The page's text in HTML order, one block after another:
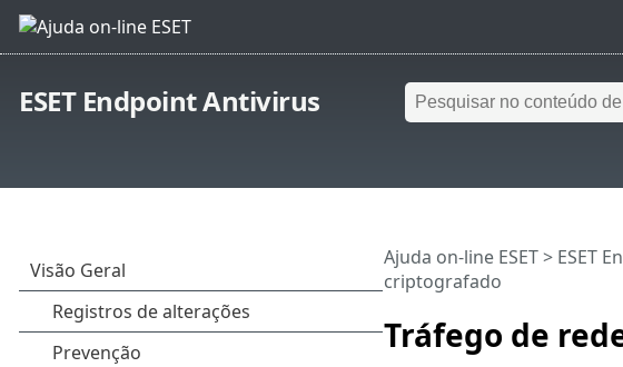
ESET Endpoint Antivirus
Tráfego de
Ajuda on-line ESET> ESET
criptografado